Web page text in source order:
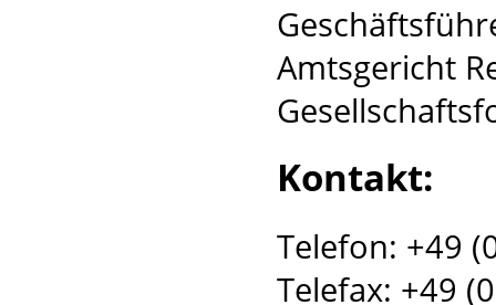
Amtsgericht
Kontakt:
Telefon: +49
Telefax: +49